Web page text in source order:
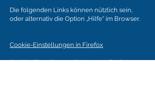
Die folgenden Links können nützlich sein,
oder alternativ die Option „Hilfe“ im Browser.
Cookie-Einstellungen in Firefox
Cookie-Einstellungen im Internet Explorer